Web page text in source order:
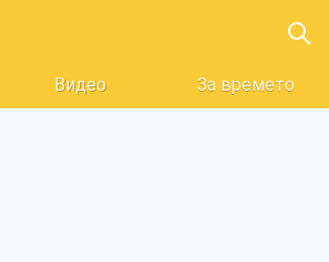
Видео За времето